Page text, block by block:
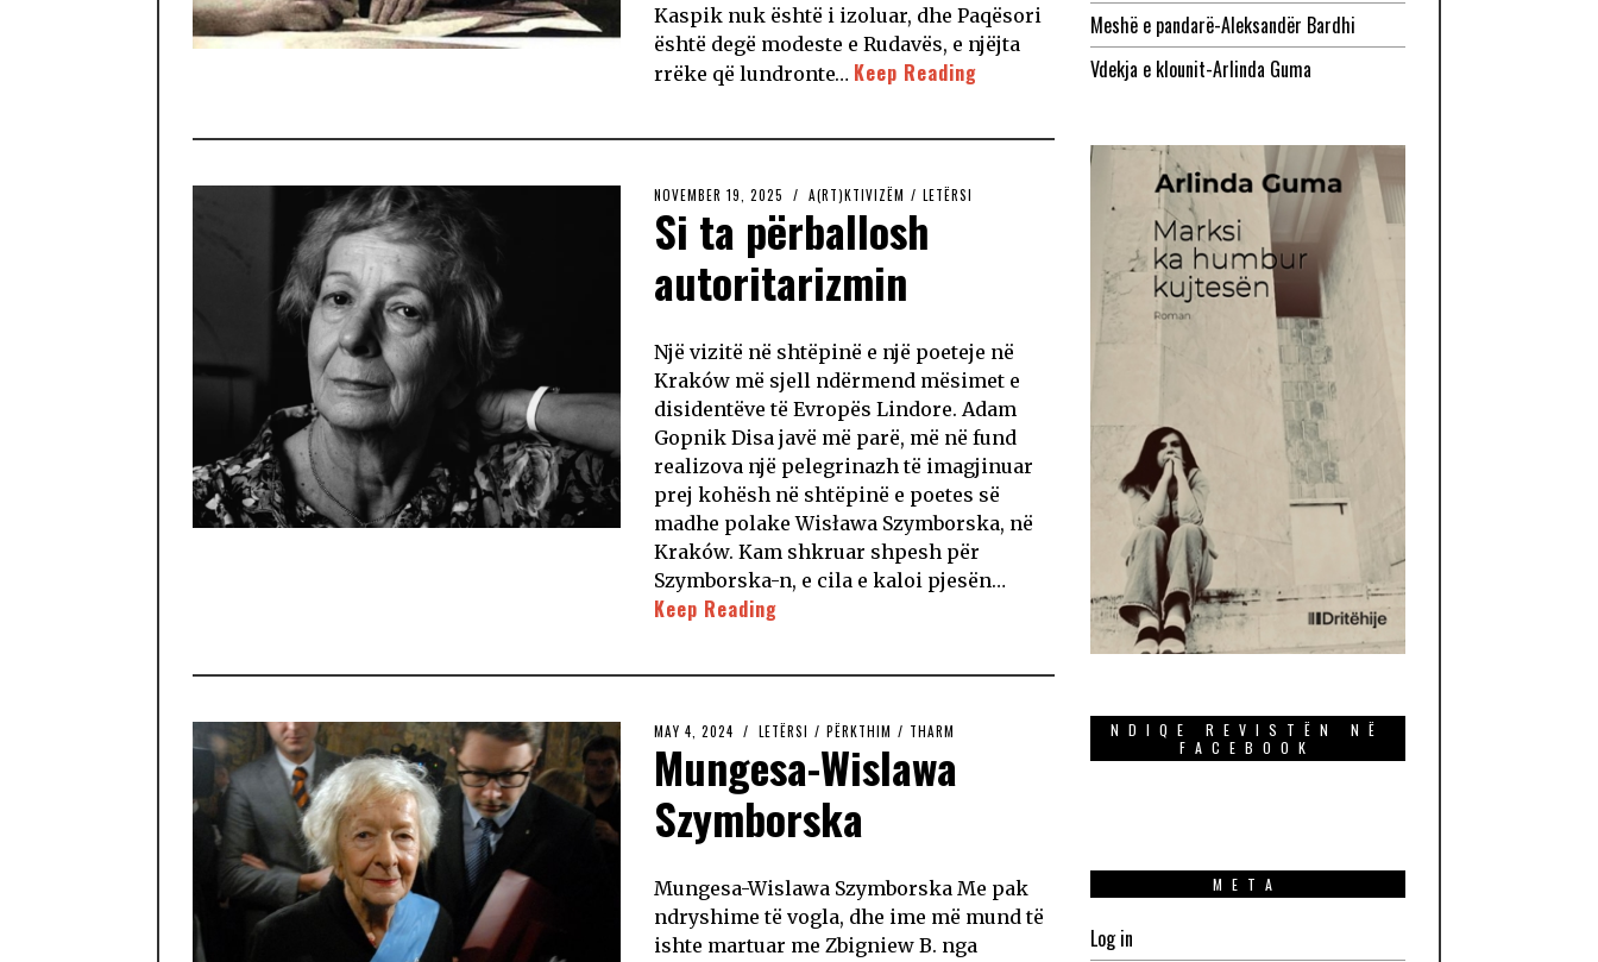
Kaspik nuk është i izoluar, dhe Paqësori
është degë modeste e Rudavës, e njëjta
rrëke që lundronte… Keep Reading
NOVEMBER 19, 2025 A(RT)KTIVIZËM / LETËRSI
Si ta përballosh
autoritarizmin
Një vizitë në shtëpinë e një poeteje në
Kraków më sjell ndërmend mësimet e
disidentëve të Evropës Lindore. Adam
Gopnik Disa javë më parë, më në fund
realizova një pelegrinazh të imagjinuar
prej kohësh në shtëpinë e poetes së
madhe polake Wisława Szymborska, në
Kraków. Kam shkruar shpesh për
Szymborska-n, e cila e kaloi pjesën…
Keep Reading
MAY 4, 2024 LETËRSI / PËRKTHIM / THARM
Mungesa-Wislawa
Szymborska
Mungesa-Wislawa Szymborska Me pak
ndryshime të vogla, dhe ime më mund të
ishte martuar me Zbigniew B. nga
Meshë e pandarë-Aleksandër Bardhi
Vdekja e klounit-Arlinda Guma
NDIQE REVISTËN NË
FACEBOOK
META
Log in